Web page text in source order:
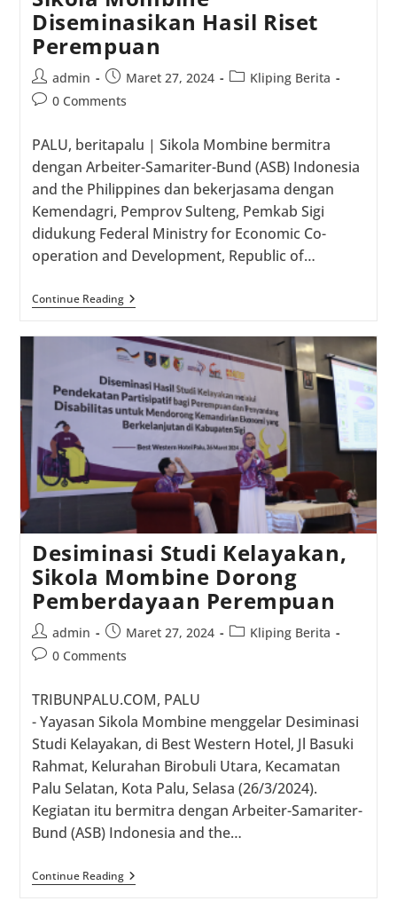
Diseminasikan Hasil Riset
Perempuan
Post
author:
admin
Post
published:
Maret 27, 2024
PostKliping Berita
Post0 Comments
PALU, beritapalu | Sikola Mombine bermitra
dengan Arbeiter-Samariter-Bund (ASB) Indonesia
and the Philippines dan bekerjasama dengan
Kemendagri, Pemprov Sulteng, Pemkab Sigi
didukung Federal Ministry for Economic Co-
operation and Development, Republic of…
Continue ReadingSikola
Mombine
Hasil
Riset
Perempuan
Desiminasi Studi Kelayakan,
Sikola Mombine Dorong
Pemberdayaan Perempuan
Post
author:
admin
Post
published:
Maret 27, 2024
PostKliping Berita
Post0 Comments
TRIBUNPALU.COM, PALU
- Yayasan Sikola Mombine menggelar Desiminasi
Studi Kelayakan, di Best Western Hotel, Jl Basuki
Rahmat, Kelurahan Birobuli Utara, Kecamatan
Palu Selatan, Kota Palu, Selasa (26/3/2024).
Kegiatan itu bermitra dengan Arbeiter-Samariter-
Bund (ASB) Indonesia and the…
Continue ReadingDesiminasi
Studi